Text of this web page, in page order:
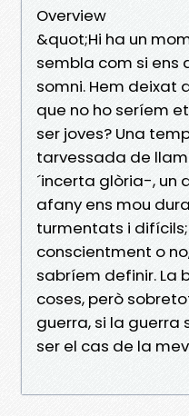
Overview
&quot;Hi ha un
sembla com si ens
somni. Hem deixat
que no ho seríem
ser joves? Una
tarvessada de
´incerta glòria-, un
afany ens mou
turmentats i
conscientment o
sabríem definir. La
coses, però
guerra, si la guerra
ser el cas de la